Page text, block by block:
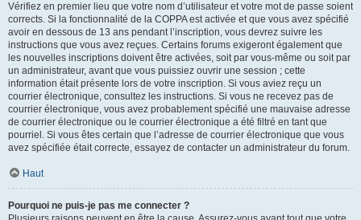
Vérifiez en premier lieu que votre nom d’utilisateur et votre mot de passe soient
corrects. Si la fonctionnalité de la COPPA est activée et que vous avez spécifié
avoir en dessous de 13 ans pendant l’inscription, vous devrez suivre les
instructions que vous avez reçues. Certains forums exigeront également que
les nouvelles inscriptions doivent être activées, soit par vous-même ou soit par
un administrateur, avant que vous puissiez ouvrir une session ; cette
information était présente lors de votre inscription. Si vous aviez reçu un
courrier électronique, consultez les instructions. Si vous ne recevez pas de
courrier électronique, vous avez probablement spécifié une mauvaise adresse
de courrier électronique ou le courrier électronique a été filtré en tant que
pourriel. Si vous êtes certain que l’adresse de courrier électronique que vous
avez spécifiée était correcte, essayez de contacter un administrateur du forum.
Haut
Pourquoi ne puis-je pas me connecter ?